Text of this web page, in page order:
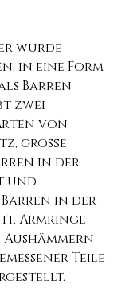
wurde
in eine Form
Barren
zwei
von
große
in der
und
in der
Armringe
Teile